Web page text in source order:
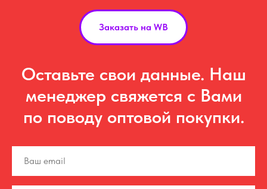
Заказать на WB
Оставьте свои данные. Наш
менеджер свяжется с Вами
по поводу оптовой покупки.